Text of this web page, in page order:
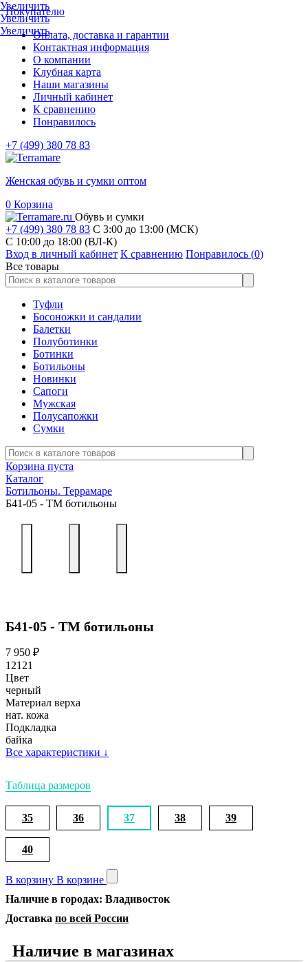
Покупателю
Оплата, доставка и гарантии
Контактная информация
О компании
Клубная карта
Наши магазины
Личный кабинет
К сравнению
Понравилось
+7 (499) 380 78 83
Женская обувь и сумки оптом
0 Корзина
Обувь и сумки
+7 (499) 380 78 83 С 3:00 до 13:00 (МСК)
C 10:00 до 18:00 (ВЛ-К)
Вход в личный кабинет К сравнению Понравилось (0)
Все товары
Туфли
Босоножки и сандалии
Балетки
Полуботинки
Ботинки
Ботильоны
Новинки
Сапоги
Мужская
Полусапожки
Сумки
Корзина пуста
Каталог
Ботильоны. Террамаре
Б41-05 - ТМ ботильоны
Увеличить
Увеличить
Увеличить
Б41-05 - ТМ ботильоны
7 950 ₽
12121
Цвет
черный
Материал верха
нат. кожа
Подкладка
байка
Все характеристики ↓
Таблица размеров
35 36 37 38 39
40
В корзину В корзине
Наличие в городах: Владивосток
Доставка по всей России
Наличие в магазинах